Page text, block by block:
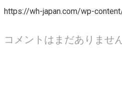
https://wh-japan.com/wp-
コメントはまだありませ